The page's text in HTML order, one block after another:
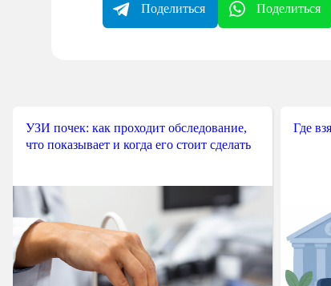
Поделиться Поделиться
УЗИ почек: как проходит обследование,
что показывает и когда его стоит сделать
Где